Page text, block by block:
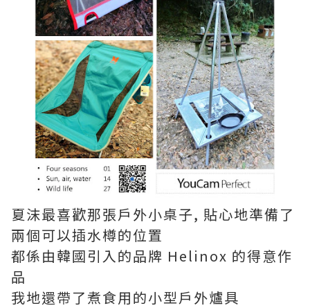
夏沫最喜歡那張戶外小桌子, 貼心地準備了
兩個可以插水樽的位置
都係由韓國引入的品牌 Helinox 的得意作
品
我地還帶了煮食用的小型戶外爐具